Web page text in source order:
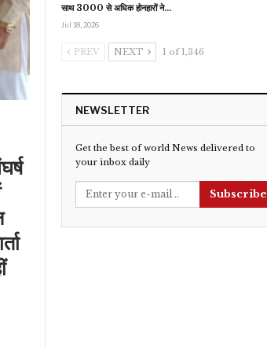
साथ 3000 से अधिक होनहारों ने…
Jul 18, 2026
PREV NEXT 1 of 1,346
NEWSLETTER
Get the best of world News delivered to
your inbox daily
Subscribe